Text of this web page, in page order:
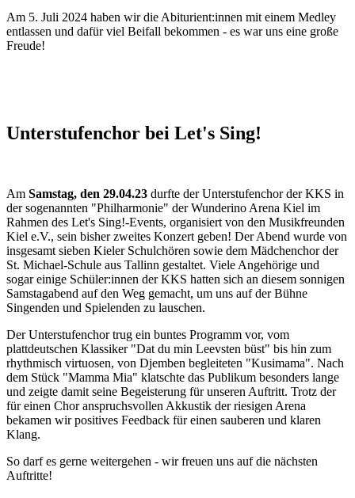
Am 5. Juli 2024 haben wir die Abiturient:innen mit einem Medley
entlassen und dafür viel Beifall bekommen - es war uns eine große
Freude!
Unterstufenchor bei Let's Sing!
Am Samstag, den 29.04.23 durfte der Unterstufenchor der KKS in
der sogenannten "Philharmonie" der Wunderino Arena Kiel im
Rahmen des Let's Sing!-Events, organisiert von den Musikfreunden
Kiel e.V., sein bisher zweites Konzert geben! Der Abend wurde von
insgesamt sieben Kieler Schulchören sowie dem Mädchenchor der
St. Michael-Schule aus Tallinn gestaltet. Viele Angehörige und
sogar einige Schüler:innen der KKS hatten sich an diesem sonnigen
Samstagabend auf den Weg gemacht, um uns auf der Bühne
Singenden und Spielenden zu lauschen.
Der Unterstufenchor trug ein buntes Programm vor, vom
plattdeutschen Klassiker "Dat du min Leevsten büst" bis hin zum
rhythmisch virtuosen, von Djemben begleiteten "Kusimama". Nach
dem Stück "Mamma Mia" klatschte das Publikum besonders lange
und zeigte damit seine Begeisterung für unseren Auftritt. Trotz der
für einen Chor anspruchsvollen Akkustik der riesigen Arena
bekamen wir positives Feedback für einen sauberen und klaren
Klang.
So darf es gerne weitergehen - wir freuen uns auf die nächsten
Auftritte!